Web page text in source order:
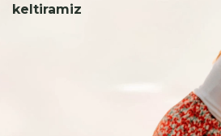
keltiramiz